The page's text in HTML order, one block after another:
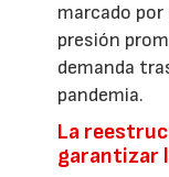
marcado
presión
demanda
pandemia.
La
garantizar